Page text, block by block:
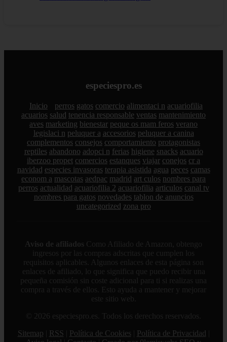
especiespro.es
Inicio perros gatos comercio alimentaci n acuariofilia
acuarios salud tenencia responsable ventas mantenimiento
aves marketing bienestar peque os mam feros verano
legislaci n peluquer a accesorios peluquer a canina
complementos consejos comportamiento protagonistas
reptiles abandono adopci n ferias higiene snacks acuario
iberzoo propet comercios estanques viajar conejos cr a
navidad especies invasoras terapia asistida agua peces camas
econom a mascotas aedpac madrid art culos nombres para
perros actualidad acuariofilia 2 acuariofilia articulos canal tv
nombres para gatos novedades tablon de anuncios
uncategorized zona pro
Aviso de afiliados Como Afiliado de Amazon, obtengo
ingresos por las compras adscritas que cumplen los
requisitos aplicables. Algunos enlaces de esta página son
enlaces de afiliado, lo que significa que puedo recibir una
pequeña comisión sin coste adicional para ti si realizas una
compra a través de ellos. Esto ayuda a mantener y mejorar
este sitio web.
© 2026 especiespro.es. Todos los derechos reservados.
Sitemap
RSS Política de Cookies Política de Privacidad